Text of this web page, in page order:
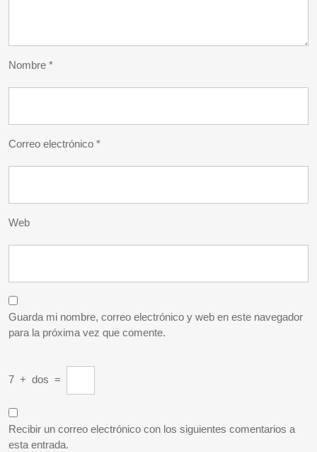
Nombre *
Correo electrónico *
Web
Guarda mi nombre, correo electrónico y web en este navegador
para la próxima vez que comente.
7 + dos =
Recibir un correo electrónico con los siguientes comentarios a
esta entrada.